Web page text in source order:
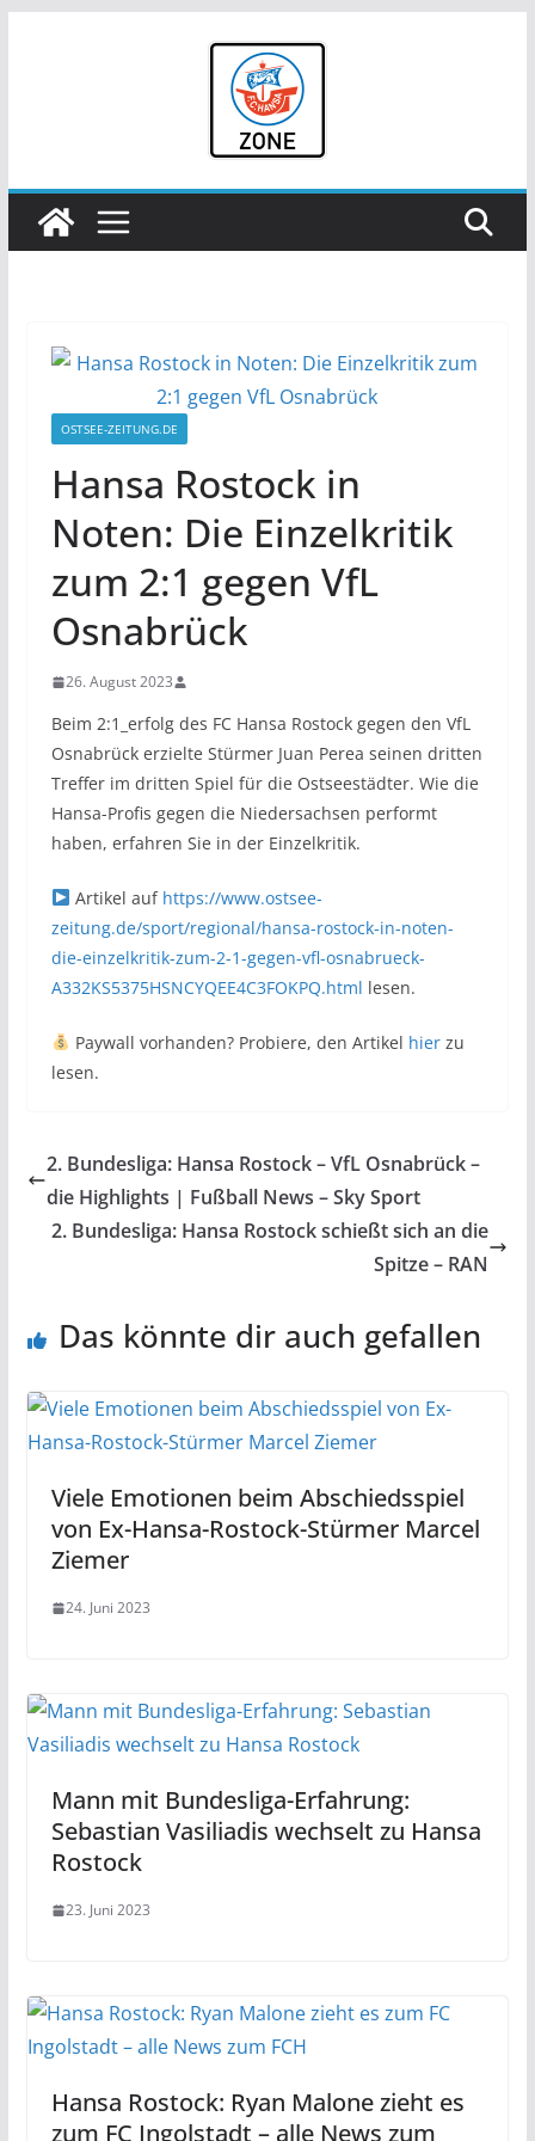
OSTSEE-ZEITUNG.DE
Hansa Rostock in
Noten: Die Einzelkritik
zum 2:1 gegen VfL
Osnabrück
26. August 2023
Beim 2:1_erfolg des FC Hansa Rostock gegen den VfL
Osnabrück erzielte Stürmer Juan Perea seinen dritten
Treffer im dritten Spiel für die Ostseestädter. Wie die
Hansa-Profis gegen die Niedersachsen performt
haben, erfahren Sie in der Einzelkritik.
Artikel auf https://www.ostsee-
zeitung.de/sport/regional/hansa-rostock-in-noten-
die-einzelkritik-zum-2-1-gegen-vfl-osnabrueck-
A332KS5375HSNCYQEE4C3FOKPQ.html lesen.
Paywall vorhanden? Probiere, den Artikel hierzu
lesen.
2. Bundesliga: Hansa Rostock – VfL Osnabrück –
die Highlights | Fußball News – Sky Sport
2. Bundesliga: Hansa Rostock schießt sich an die
Spitze – RAN
Das könnte dir auch gefallen
Viele Emotionen beim Abschiedsspiel
von Ex-Hansa-Rostock-Stürmer Marcel
Ziemer
24. Juni 2023
Mann mit Bundesliga-Erfahrung:
Sebastian Vasiliadis wechselt zu Hansa
Rostock
23. Juni 2023
Hansa Rostock: Ryan Malone zieht es
zum FC Ingolstadt – alle News zum